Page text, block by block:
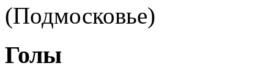
(Подмосковье)
Голы